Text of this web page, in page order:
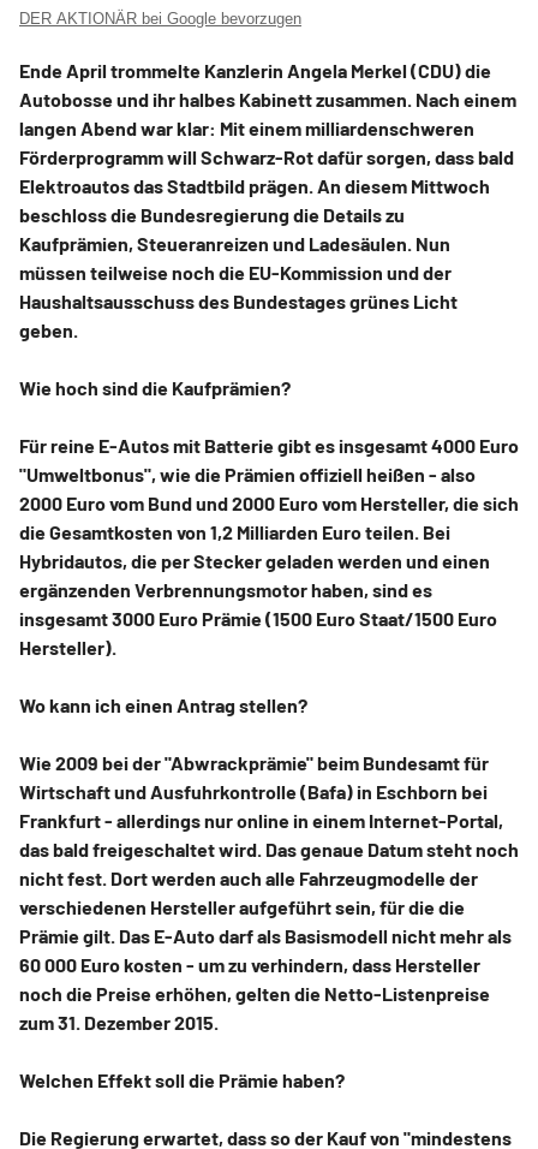
DER AKTIONÄR bei Google bevorzugen
Ende April trommelte Kanzlerin Angela Merkel (CDU) die
Autobosse und ihr halbes Kabinett zusammen. Nach einem
langen Abend war klar: Mit einem milliardenschweren
Förderprogramm will Schwarz-Rot dafür sorgen, dass bald
Elektroautos das Stadtbild prägen. An diesem Mittwoch
beschloss die Bundesregierung die Details zu
Kaufprämien, Steueranreizen und Ladesäulen. Nun
müssen teilweise noch die EU-Kommission und der
Haushaltsausschuss des Bundestages grünes Licht
geben.
Wie hoch sind die Kaufprämien?
Für reine E-Autos mit Batterie gibt es insgesamt 4000 Euro
"Umweltbonus", wie die Prämien offiziell heißen - also
2000 Euro vom Bund und 2000 Euro vom Hersteller, die sich
die Gesamtkosten von 1,2 Milliarden Euro teilen. Bei
Hybridautos, die per Stecker geladen werden und einen
ergänzenden Verbrennungsmotor haben, sind es
insgesamt 3000 Euro Prämie (1500 Euro Staat/1500 Euro
Hersteller).
Wo kann ich einen Antrag stellen?
Wie 2009 bei der "Abwrackprämie" beim Bundesamt für
Wirtschaft und Ausfuhrkontrolle (Bafa) in Eschborn bei
Frankfurt - allerdings nur online in einem Internet-Portal,
das bald freigeschaltet wird. Das genaue Datum steht noch
nicht fest. Dort werden auch alle Fahrzeugmodelle der
verschiedenen Hersteller aufgeführt sein, für die die
Prämie gilt. Das E-Auto darf als Basismodell nicht mehr als
60 000 Euro kosten - um zu verhindern, dass Hersteller
noch die Preise erhöhen, gelten die Netto-Listenpreise
zum 31. Dezember 2015.
Welchen Effekt soll die Prämie haben?
Die Regierung erwartet, dass so der Kauf von "mindestens